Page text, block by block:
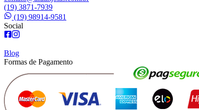
(19) 3871-7939
(19) 98914-9581
Social
Blog
Formas de Pagamento